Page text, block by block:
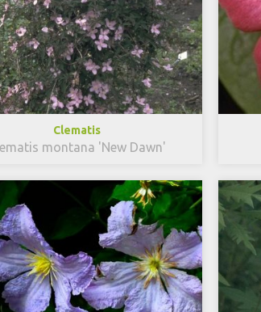
Clematis
montana 'New Dawn'